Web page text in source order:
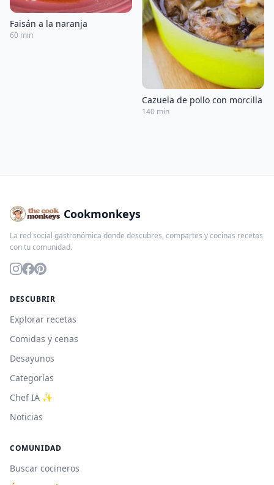
Faisán a la naranja
60 min
Cazuela de pollo con morcilla
140 min
Cookmonkeys
La red social gastronómica donde descubres, compartes y cocinas recetas
con tu comunidad.
DESCUBRIR
Explorar recetas
Comidas y cenas
Desayunos
Categorías
Chef IA ✨
Noticias
COMUNIDAD
Buscar cocineros